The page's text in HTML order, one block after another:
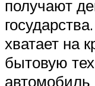
получают
хватает на
бытовую
автомобиль